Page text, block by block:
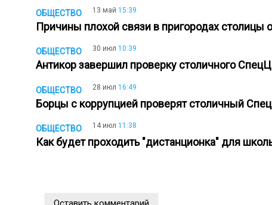
ОБЩЕСТВО 13 май 15:39
Причины плохой связи в пригородах
ОБЩЕСТВО 30 июл 10:39
Антикор завершил проверку столичного
ОБЩЕСТВО 28 июл 16:49
Борцы с коррупцией проверят столичный
ОБЩЕСТВО 14 июл 11:38
Как будет проходить "дистанционка" для